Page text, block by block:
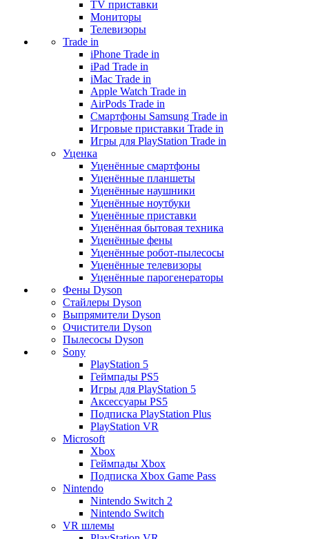
TV приставки
Мониторы
Телевизоры
Trade in
iPhone Trade in
iPad Trade in
iMac Trade in
Apple Watch Trade in
AirPods Trade in
Смартфоны Samsung Trade in
Игровые приставки Trade in
Игры для PlayStation Trade in
Уценка
Уценённые смартфоны
Уценённые планшеты
Уценённые наушники
Уценённые ноутбуки
Уценённые приставки
Уценённая бытовая техника
Уценённые фены
Уценённые робот-пылесосы
Уценённые телевизоры
Уценённые парогенераторы
Фены Dyson
Стайлеры Dyson
Выпрямители Dyson
Очистители Dyson
Пылесосы Dyson
Sony
PlayStation 5
Геймпады PS5
Игры для PlayStation 5
Аксессуары PS5
Подписка PlayStation Plus
PlayStation VR
Microsoft
Xbox
Геймпады Xbox
Подписка Xbox Game Pass
Nintendo
Nintendo Switch 2
Nintendo Switch
VR шлемы